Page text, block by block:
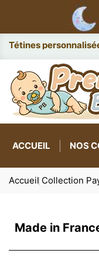
Attache
ACCUEIL NOS
Accueil Collection
Made in